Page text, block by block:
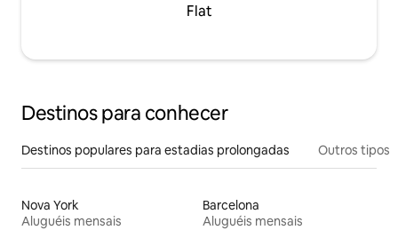
Flat
Destinos para conhecer
Destinos populares para estadias prolongadas Outros tipos
Nova York
Aluguéis mensais
Barcelona
Aluguéis mensais